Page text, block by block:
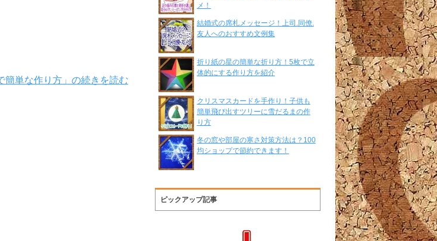
簡単な作り方」の続きを読む
メ！
結婚式の席札メッセージ！上司.同僚.
友人へのおすすめ文例集
折り紙の星の簡単な折り方！5枚で立
体的にする作り方を紹介
クリスマスカードを手作り！子供も
簡単飛び出すツリーに雪だるまの作
り方
冬の窓や部屋の寒さ対策方法は？100
均ショップで節約できます！
ピックアップ記事